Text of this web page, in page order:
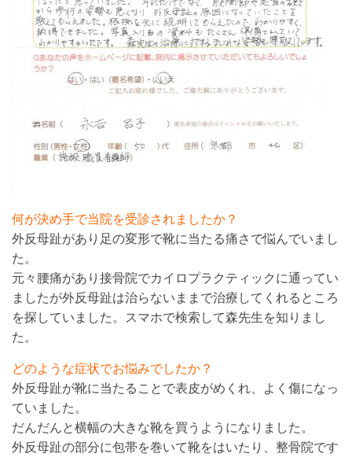
何が決め手で当院を受診されましたか？
外反母趾があり足の変形で靴に当たる痛さで悩んでいまし
た。
元々腰痛があり接骨院でカイロプラクティックに通ってい
ましたが外反母趾は治らないままで治療してくれるところ
を探していました。スマホで検索して森先生を知りまし
た。
どのような症状でお悩みでしたか？
外反母趾が靴に当たることで表皮がめくれ、よく傷になっ
ていました。
だんだんと横幅の大きな靴を買うようになりました。
外反母趾の部分に包帯を巻いて靴をはいたり、整骨院です